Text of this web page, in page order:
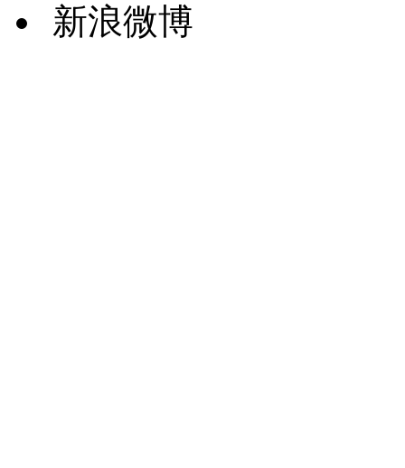
新浪微博